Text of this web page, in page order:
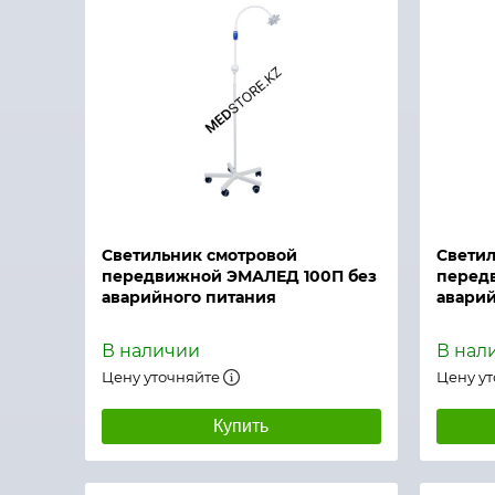
Светильник смотровой
передвижной ЭМАЛЕД 100П без
аварийного питания
В наличии
Цену уточняйте
Купить
В
Цену